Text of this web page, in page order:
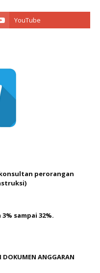
perorangan
sampai 32%.
DOKUMEN ANGGARAN